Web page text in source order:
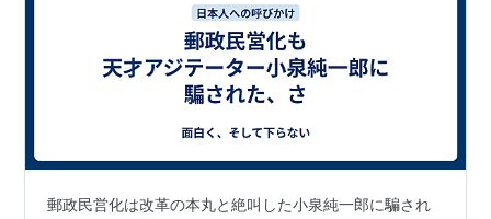
郵政民営化は改革の本丸と絶叫した小泉純一郎に騙され